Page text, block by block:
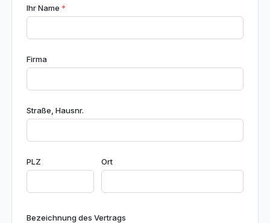
Ihr Name *
Firma
Straße, Hausnr.
PLZ Ort
Bezeichnung des Vertrags